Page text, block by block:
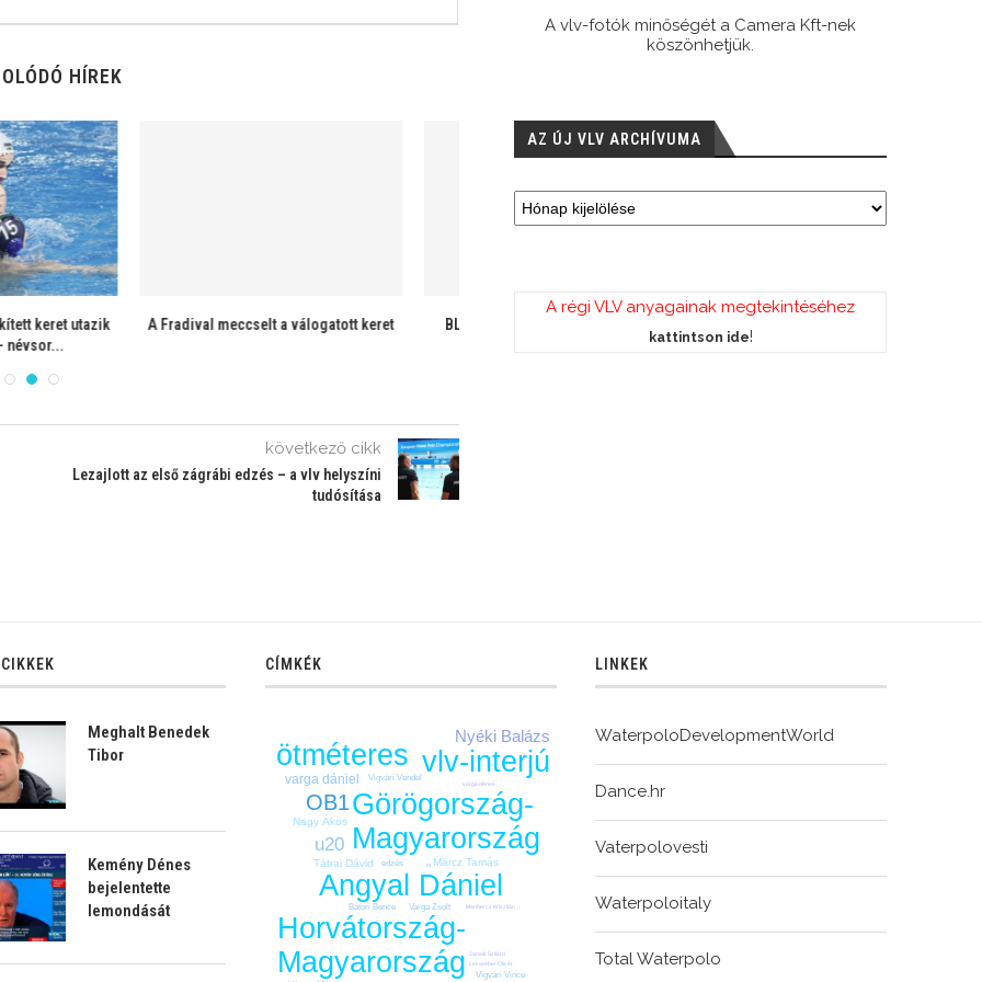
HÍREK
Nagyvárad 19:11
Európai Szuperkupa-döntő: FTC-Pro
Magyarország 10:9
következő cikk
Lezajlott az első zágrábi edzés – a vlv helyszíni
tudósítása
A vlv-fotók minőségét a Camera Kft-nek
köszönhetjük.
AZ ÚJ VLV ARCHÍVUMA
A régi VLV anyagainak megtekintéséhez
kattintson ide!
Meghalt Benedek
Tibor
Kemény Dénes
bejelentette
lemondását
CÍMKÉK
Angyal Dániel
Görögország-
Magyarország
Horvátország-
Magyarország
vlv-interjú
ötméteres
OB1
u20
Nyéki Balázs
varga dániel
Märcz Tamás
Nagy Ákos
Tátrai Dávid
Bátori Bence
edzés
Varga Zsolt
Vigvári Vendel
Vigvári Vince
bl
Jansik Szilárd
Leinweber Olivér
Manhercz Krisztián
varga dénes
LINKEK
WaterpoloDevelopmentWorld
Dance.hr
Vaterpolovesti
Waterpoloitaly
Total Waterpolo